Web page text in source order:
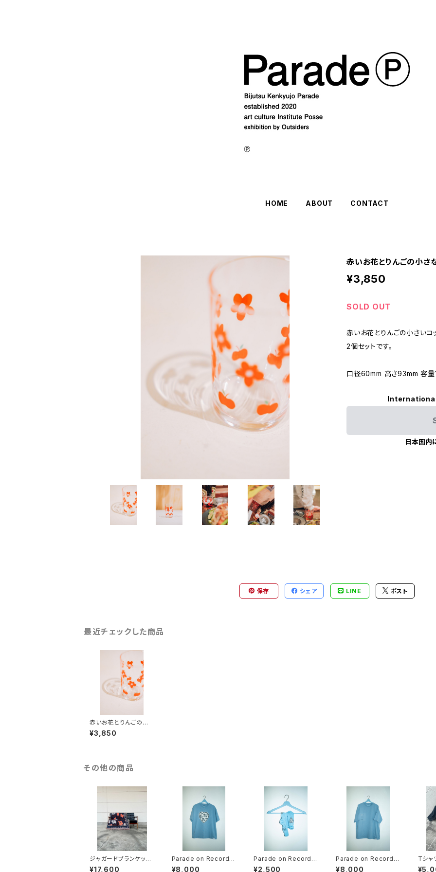
HOME ABOUT CONTACT
赤いお花とりんごの小さ
¥3,850
SOLD OUT
赤いお花とりんごの小さいコ
2個セットです。
口径60mm 高さ93mm 容
日本国内
保存 シェア LINE ポスト
最近チェックした商品
赤いお花とりんごの小
さなコップ (2個セット)
¥3,850
その他の商品
ジャガードブランケット/
MIRAGE THE WORL
¥17,600
Parade on Record/
Tシャツ/Telepathy SI
¥8,000
Parade on Record/
靴下/Telepathy
¥2,500
Parade on Record/
Tシャツ/Telepathy SI
¥8,000
Tシ